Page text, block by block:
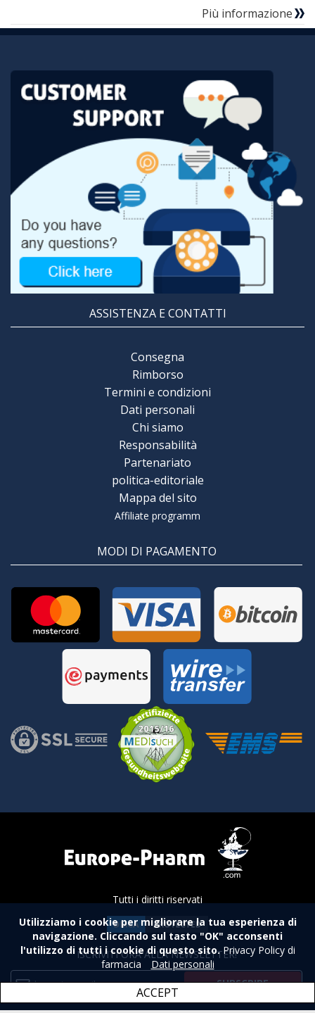
Più informazione
ASSISTENZA E CONTATTI
Consegna
Rimborso
Termini e condizioni
Dati personali
Chi siamo
Responsabilità
Partenariato
politica-editoriale
Mappa del sito
Affiliate programm
MODI DI PAGAMENTO
Tutti i diritti riservati
ISCRIVITI ORA ALLA NEWSLETTER!
Utilizziamo i cookie per migliorare la tua esperienza di
navigazione. Cliccando sul tasto "OK" acconsenti
l'utilizzo di tutti i cookie di questo sito.Privacy Policy di
farmacia
Dati personali
ACCEPT